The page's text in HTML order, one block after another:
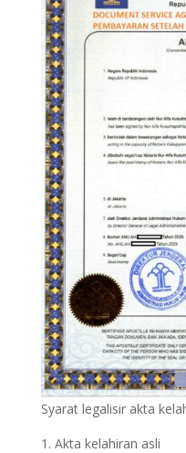
Syarat legalisir akta
Akta kelahiran asli